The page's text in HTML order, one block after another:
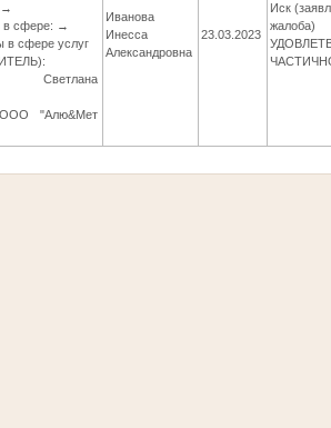
→
в сфере: →
в сфере услуг
Светлана
"Алю&Мет
Иванова
Инесса
Александровна
23.03.2023
Иск
жалоба)